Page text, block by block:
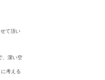
て頂い
、潔い空
考える